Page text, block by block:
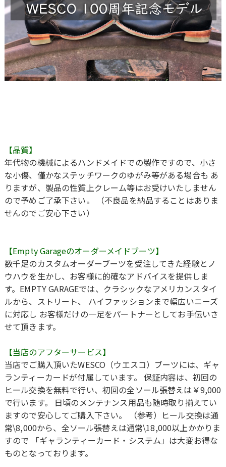
【品質】
年代物の機械によるハンドメイドでの製作ですので、小さ
な小傷、僅かなステッチワークのゆがみ等がある場合も あ
りますが、製品の性質上クレーム等はお受けいたしません
ので予めご了承下さい。 （不良品を納品することはありま
せんのでご安心下さい）
【Empty Garageのオーダーメイドブーツ】
数千足のカスタムオーダーブーツを受注してきた経験とノ
ウハウを生かし、お客様に的確なアドバイスを提供しま
す。EMPTY GARAGEでは、クラシックなアメリカンスタイ
ルから、ストリート、 ハイファッションまで幅広いニーズ
に対応し お客様だけの一足をパートナーとしてお手伝いさ
せて頂きます。
【当店のアフターサービス】
当店でご購入頂いたWESCO（ウエスコ）ブーツには、ギャ
ランティーカードが付属しています。 保証内容は、初回の
ヒール交換を無料で行い、初回の全ソール張替えは￥9,000
で行います。 日頃のメンテナンス用品も随時取り揃えてい
ますので安心してご購入下さい。 （参考）ヒール交換は通
常\8,000から、全ソール張替えは通常\18,000以上かかりま
すので 「ギャランティーカード・システム」は大変お得な
ものとなっております。